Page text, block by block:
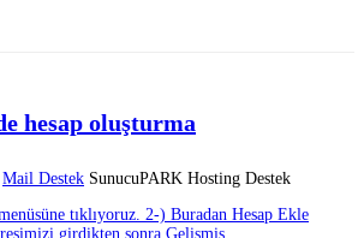
hesap oluşturma
Mail Destek SunucuPARK Hosting Destek
tıklıyoruz. 2-) Buradan Hesap Ekle
girdikten sonra Gelişmiş